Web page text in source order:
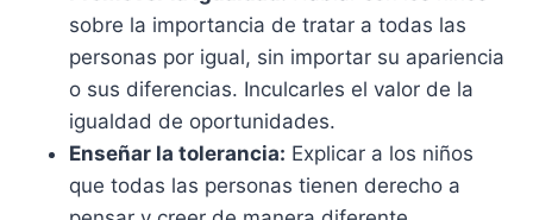
sobre la importancia de tratar a todas las
personas por igual, sin importar su apariencia
o sus diferencias. Inculcarles el valor de la
igualdad de oportunidades.
Enseñar la tolerancia: Explicar a los niños
que todas las personas tienen derecho a